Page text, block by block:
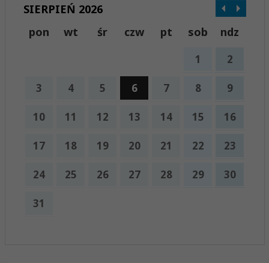
SIERPIEŃ 2026
pon
wt śr czw pt sob ndz
1 2
3 4 5 6 7 8 9
10 11 12 13 14 15 16
17 18 19 20 21 22 23
24 25 26 27 28 29 30
31